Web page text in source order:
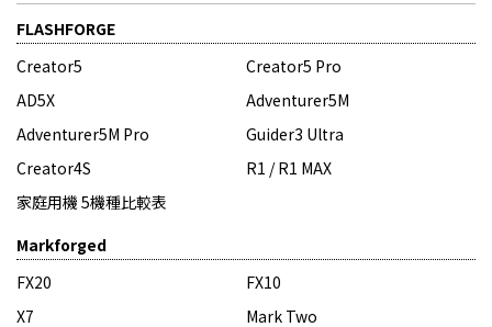
FLASHFORGE
Creator5
Creator5 Pro
AD5X
Adventurer5M
Adventurer5M Pro
Guider3 Ultra
Creator4S
R1 / R1 MAX
家庭用機 5機種比較表
Markforged
FX20
FX10
X7
Mark Two